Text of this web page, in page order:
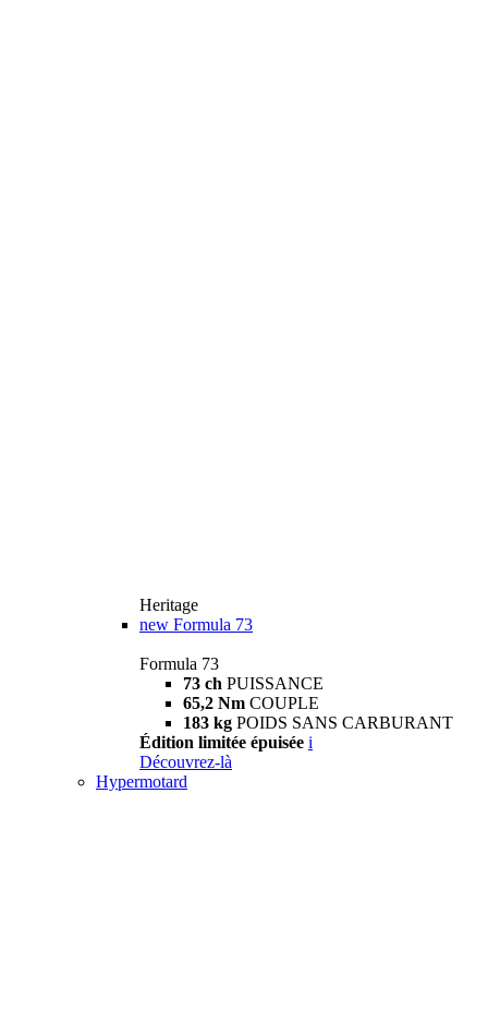
Heritage
new Formula 73
Formula 73
73 ch PUISSANCE
65,2 Nm COUPLE
183 kg POIDS SANS CARBURANT
Édition limitée épuisée i
Découvrez-là
Hypermotard